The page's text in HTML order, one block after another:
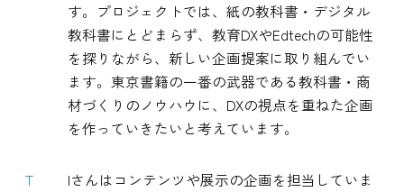
す。プロジェクトでは、紙の教科書・デジタル
教科書にとどまらず、教育DXやEdtechの可能性
を探りながら、新しい企画提案に取り組んでい
ます。東京書籍の一番の武器である教科書・商
材づくりのノウハウに、DXの視点を重ねた企画
を作っていきたいと考えています。
T
Iさんはコンテンツや展示の企画を担当していま